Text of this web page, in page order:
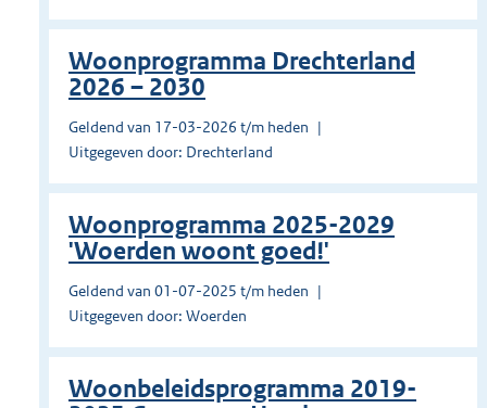
Woonprogramma Drechterland
2026 – 2030
Geldend van 17-03-2026 t/m heden
Uitgegeven door: Drechterland
Woonprogramma 2025-2029
'Woerden woont goed!'
Geldend van 01-07-2025 t/m heden
Uitgegeven door: Woerden
Woonbeleidsprogramma 2019-